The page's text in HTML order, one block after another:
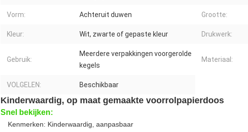
Vorm: Achteruit duwen Grootte:
Kleur: Wit, zwarte of gepaste kleur Drukwerk:
Gebruik:
Meerdere verpakkingen voorgerolde
kegels
Materiaal:
VOLGELEN: Beschikbaar
Kinderwaardig, op maat gemaakte voorrolpapierdoos
Snel bekijken:
Kenmerken: Kinderwaardig, aanpasbaar